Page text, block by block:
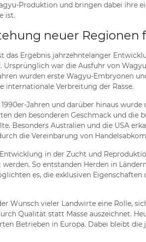
Produktion und bringen dabei ihre
ist.
neuer Regionen
Ergebnis jahrzehntelanger
war die Ausfuhr von
wurden erste Wagyu-Embryonen
internationale Verbreitung der Rasse.
Jahren und darüber hinaus
den besonderen Geschmack und die
Besonders Australien und die USA
die Vereinbarung von
in der Zucht und
So entstanden Herden in
es, die exklusiven
Wunsch vieler Landwirte eine Rolle,
Qualität statt Masse auszeichnet.
Betrieben in Europa. Dabei bleibt